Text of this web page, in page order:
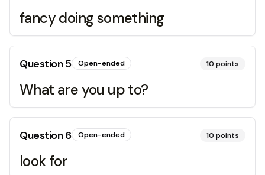
fancy doing something
Question5 Open-ended 10 points
What are you up to?
Question6 Open-ended 10 points
look for